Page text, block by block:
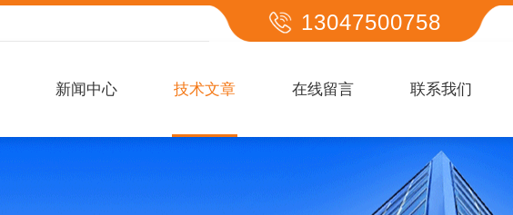
13047500758
新闻中心 技术文章 在线留言 联系我们